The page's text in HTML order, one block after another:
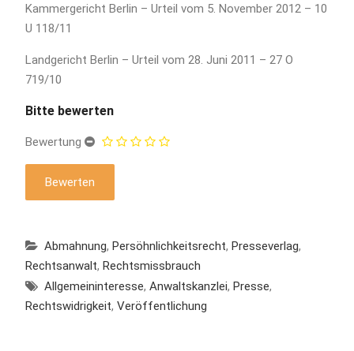
Kammergericht Berlin – Urteil vom 5. November 2012 – 10
U 118/11
Landgericht Berlin – Urteil vom 28. Juni 2011 – 27 O
719/10
Bitte bewerten
Bewertung
Abmahnung, Persöhnlichkeitsrecht, Presseverlag,
Rechtsanwalt, Rechtsmissbrauch
Allgemeininteresse, Anwaltskanzlei, Presse,
Rechtswidrigkeit, Veröffentlichung